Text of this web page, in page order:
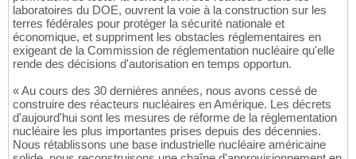
laboratoires du DOE, ouvrent la voie à la construction sur les
terres fédérales pour protéger la sécurité nationale et
économique, et suppriment les obstacles réglementaires en
exigeant de la Commission de réglementation nucléaire qu'elle
rende des décisions d'autorisation en temps opportun.
« Au cours des 30 dernières années, nous avons cessé de
construire des réacteurs nucléaires en Amérique. Les décrets
d'aujourd'hui sont les mesures de réforme de la réglementation
nucléaire les plus importantes prises depuis des décennies.
Nous rétablissons une base industrielle nucléaire américaine